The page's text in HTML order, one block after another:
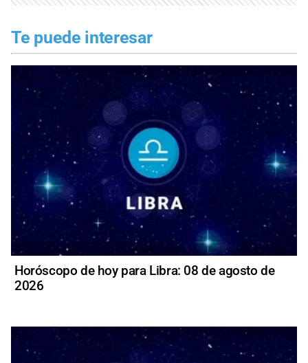
Te puede interesar
Horóscopo de hoy para Libra: 08 de agosto de
2026